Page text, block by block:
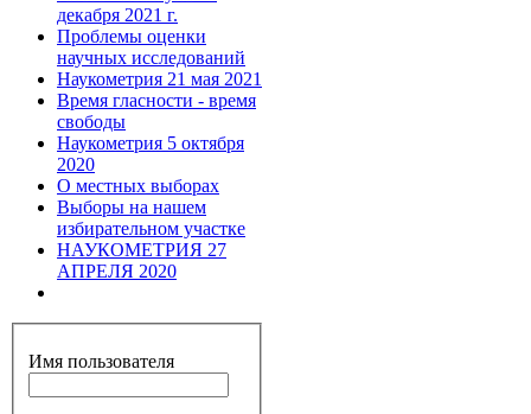
декабря 2021 г.
Проблемы оценки
научных исследований
Наукометрия 21 мая 2021
Время гласности - время
свободы
Наукометрия 5 октября
2020
О местных выборах
Выборы на нашем
избирательном участке
НАУКОМЕТРИЯ 27
АПРЕЛЯ 2020
Имя пользователя